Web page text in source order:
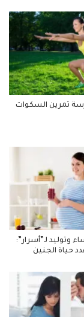
وتوليد لـ”أسرار”:
حياة الجنين